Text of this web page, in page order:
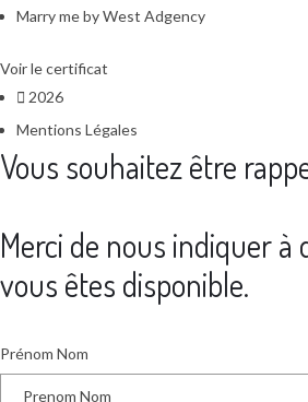
Marry me by West Adgency
Voir le certificat
2026
Mentions Légales
Vous souhaitez être
Merci de nous indiquer
vous êtes disponible.
Prénom Nom